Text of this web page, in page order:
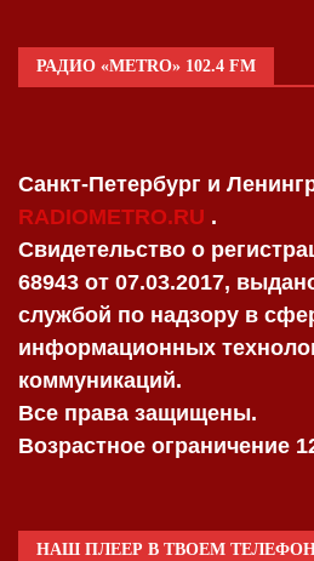
РАДИО «METRO» 102.4 FM
Санкт-Петербург и
RADIOMETRO.RU .
Свидетельство о
68943 от 07.03.2017,
службой по надзору в
информационных
коммуникаций.
Все права защищены.
Возрастное ограничение
НАШ ПЛЕЕР В ТВОЕМ